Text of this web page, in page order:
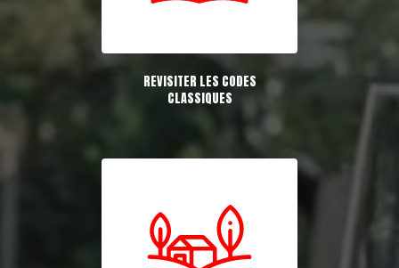
REVISITER LES CODES
CLASSIQUES